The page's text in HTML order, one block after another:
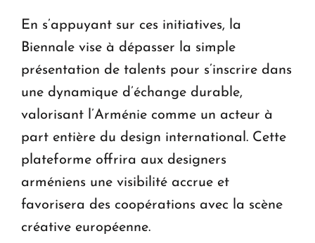
En s’appuyant sur ces initiatives, la
Biennale vise à dépasser la simple
présentation de talents pour s’inscrire dans
une dynamique d’échange durable,
valorisant l’Arménie comme un acteur à
part entière du design international. Cette
plateforme offrira aux designers
arméniens une visibilité accrue et
favorisera des coopérations avec la scène
créative européenne.